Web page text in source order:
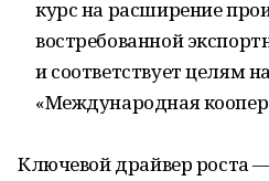
курс на расширение
востребованной
и соответствует целям
«Международная
Ключевой драйвер роста